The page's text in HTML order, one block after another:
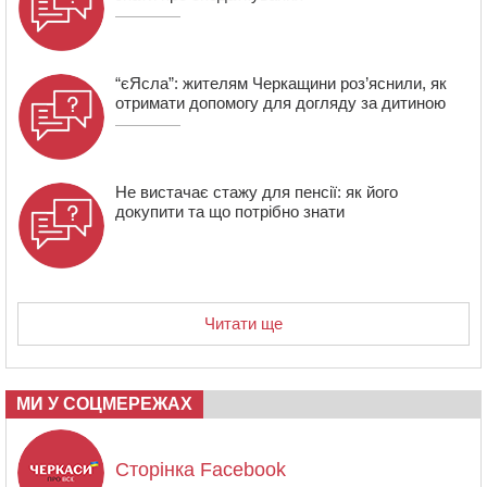
“єЯсла”: жителям Черкащини роз’яснили, як
отримати допомогу для догляду за дитиною
Не вистачає стажу для пенсії: як його
докупити та що потрібно знати
Читати ще
МИ У СОЦМЕРЕЖАХ
Сторінка Facebook